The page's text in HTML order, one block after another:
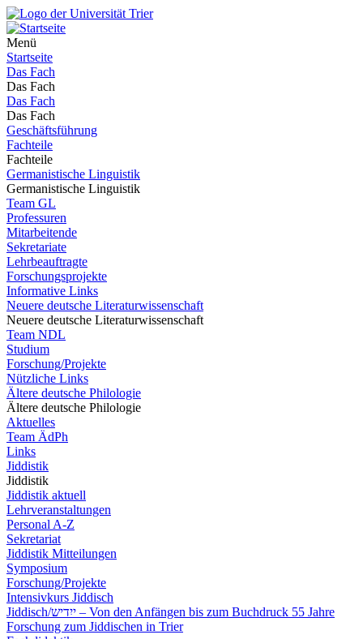
Menü
Startseite
Das Fach
Das Fach
Das Fach
Das Fach
Geschäftsführung
Fachteile
Fachteile
Germanistische Linguistik
Germanistische Linguistik
Team GL
Professuren
Mitarbeitende
Sekretariate
Lehrbeauftragte
Forschungsprojekte
Informative Links
Neuere deutsche Literaturwissenschaft
Neuere deutsche Literaturwissenschaft
Team NDL
Studium
Forschung/Projekte
Nützliche Links
Ältere deutsche Philologie
Ältere deutsche Philologie
Aktuelles
Team ÄdPh
Links
Jiddistik
Jiddistik
Jiddistik aktuell
Lehrveranstaltungen
Personal A-Z
Sekretariat
Jiddistik Mitteilungen
Symposium
Forschung/Projekte
Intensivkurs Jiddisch
Jiddisch/ייִדיש – Von den Anfängen bis zum Buchdruck 55 Jahre
Forschung zum Jiddischen in Trier